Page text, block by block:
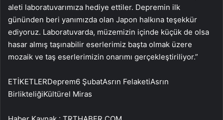
aleti laboratuvarımıza hediye ettiler. Depremin ilk
gününden beri yanımızda olan Japon halkına teşekkür
ediyoruz. Laboratuvarda, müzemizin içinde küçük de olsa
hasar almış taşınabilir eserlerimiz başta olmak üzere
mozaik ve taş eserlerimizin onarımı gerçekleştiriliyor.”
ETİKETLERDeprem6 ŞubatAsrın FelaketiAsrın
BirlikteliğiKültürel Miras